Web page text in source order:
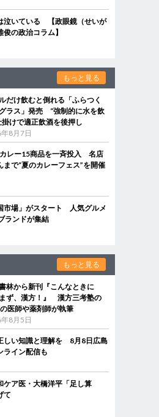
泣いている 【政眼鏡（せいが
の政治コラム】
もっと見る
だけ飲むと倒れる「ふらつく
ラス」発売 “強制的に水を飲
掛けで適正飲酒を後押し
8月7日
レー15商品を一斉投入 名店
まで“夏のカレーフェス”を開催
市場」がスタート 人気グルメ
ランドが集結
もっと見る
林から新刊『こんなときに
ず、漢方！』 漢方三考塾の
医師や薬剤師が執筆
8月5日
しい知識と理解を 8月8日広島
ライン配信も
ケア医・大橋洋平「足し算
て